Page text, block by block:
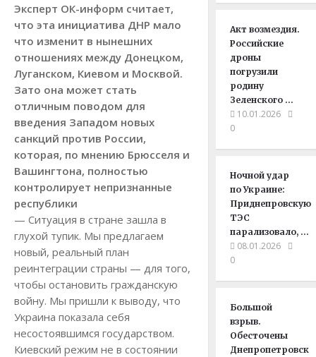
Эксперт ОК-информ считает,
что эта инициатива ДНР мало
что изменит в нынешних
отношениях между Донецком,
Луганском, Киевом и Москвой.
Зато она может стать
отличным поводом для
введения Западом новых
санкций против России,
которая, по мнению Брюсселя и
Вашингтона, полностью
контролирует непризнанные
республики
— Ситуация в стране зашла в
глухой тупик. Мы предлагаем
новый, реальный план
реинтеграции страны — для того,
чтобы остановить гражданскую
войну. Мы пришли к выводу, что
Украина показала себя
несостоявшимся государством.
Киевский режим не в состоянии
Акт возмездия.
Российские
дроны
погрузили
родину
Зеленского …
10.01.2026
0
Ночной удар
по Украине:
Приднепровскую
ТЭС
парализовало, …
08.01.2026
0
Большой
взрыв.
Обесточены
Днепропетровск